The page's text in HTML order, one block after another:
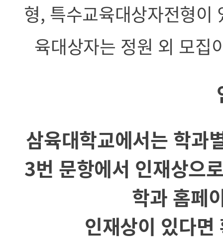
형, 특수교육대상자전형이
육대상자는 정원 외 모집
삼육대학교에서는 학과
3번 문항에서 인재상으
학과 홈페
인재상이 있다